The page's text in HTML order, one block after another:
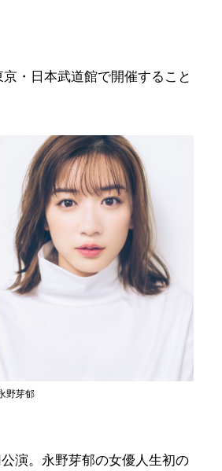
・日本武道館で開催すること
野芽郁
演。永野芽郁の女優人生初の